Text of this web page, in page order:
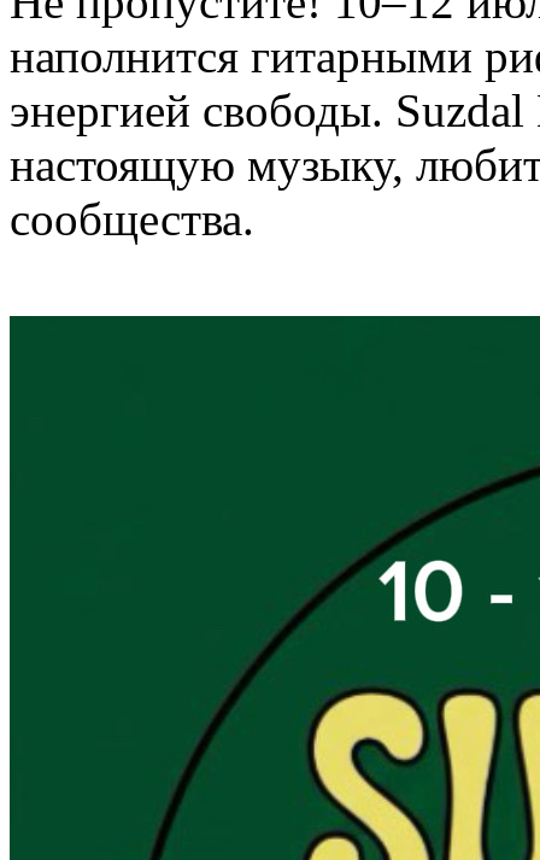
наполнится гитарными
энергией свободы.
настоящую музыку,
сообщества.